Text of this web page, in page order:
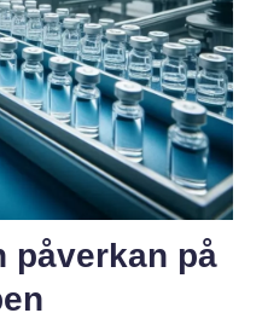
påverkan på